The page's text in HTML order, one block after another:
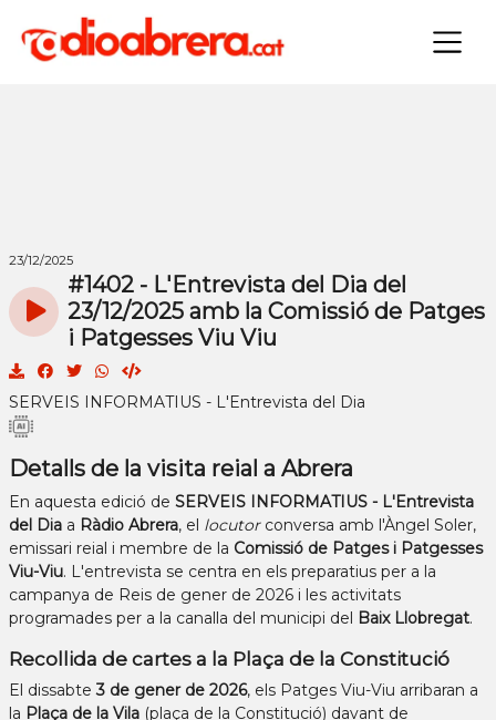
×
23/12/2025
#1402 - L'Entrevista del Dia del
23/12/2025 amb la Comissió de Patges
i Patgesses Viu Viu
SERVEIS INFORMATIUS - L'Entrevista del Dia
Detalls de la visita reial a Abrera
En aquesta edició de SERVEIS INFORMATIUS - L'Entrevista
del Dia a Ràdio Abrera, el locutorconversa amb l'Àngel Soler,
emissari reial i membre de la Comissió de Patges i Patgesses
Viu-Viu. L'entrevista se centra en els preparatius per a la
campanya de Reis de gener de 2026 i les activitats
programades per a la canalla del municipi del
Baix Llobregat.
Recollida de cartes a la Plaça de la Constitució
El dissabte3 de gener de 2026, els Patges Viu-Viu arribaran a
la Plaça de la Vila (plaça de la Constitució) davant de